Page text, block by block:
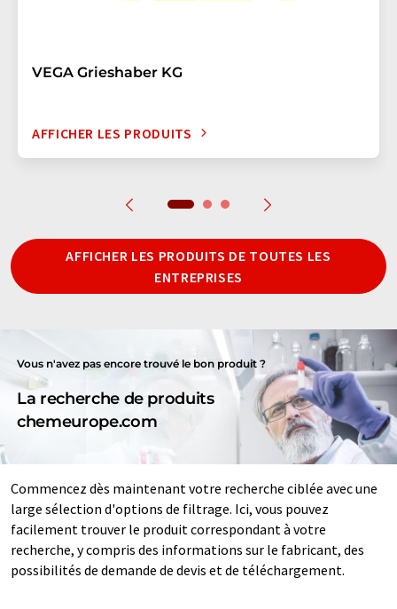
VEGA Grieshaber KG
AFFICHER LES PRODUITS
AFFICHER LES PRODUITS DE TOUTES LES
ENTREPRISES
Vous n'avez pas encore trouvé le bon produit ?
La recherche de produits
chemeurope.com
Commencez dès maintenant votre recherche ciblée avec une
large sélection d'options de filtrage. Ici, vous pouvez
facilement trouver le produit correspondant à votre
recherche, y compris des informations sur le fabricant, des
possibilités de demande de devis et de téléchargement.